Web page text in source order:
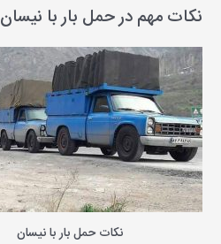
ج
ب
ر
ا
ی
:
نکات مهم در حمل بار با نیسان
نکات حمل بار با نیسان